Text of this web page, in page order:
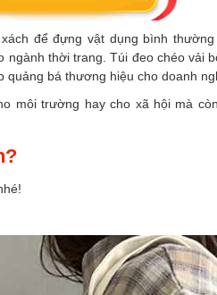
để đựng vật dụng bình
thời trang. Túi đeo chéo vải
bá thương hiệu cho doanh
môi trường hay cho xã hội mà